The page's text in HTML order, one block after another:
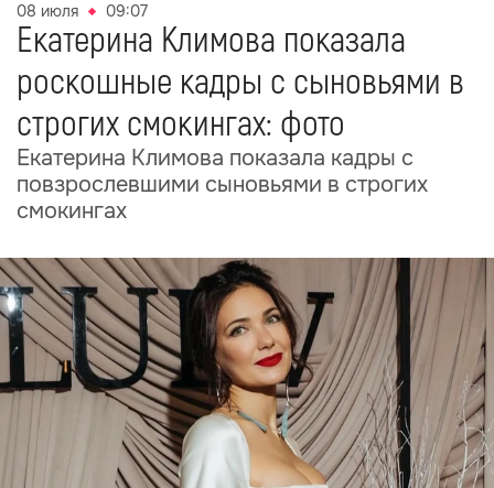
08 июля 09:07
Екатерина Климова показала
роскошные кадры с сыновьями в
строгих смокингах: фото
Екатерина Климова показала кадры с
повзрослевшими сыновьями в строгих
смокингах